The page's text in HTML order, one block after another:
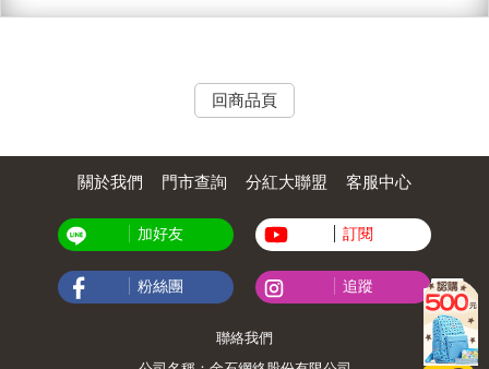
回商品頁
關於我們 門市查詢 分紅大聯盟 客服中心
加好友 訂閱
粉絲團 追蹤
聯絡我們